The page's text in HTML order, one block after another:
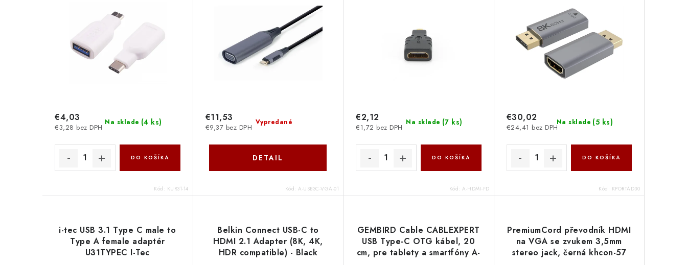
Na sklade (4 ks)
€3,28 bez DPH
€4,03
DO KOŠÍKA
Kód: KUR31-14
Vypredané
€9,37 bez DPH
€11,53
DETAIL
Kód: A-USB3C-VGA-01
Na sklade (7 ks)
€1,72 bez DPH
€2,12
DO KOŠÍKA
Kód: A-HDMI-FD
konektory kportad30
Na sklade (5 ks)
€24,41 bez DPH
€30,02
DO KOŠÍKA
Kód: KPORTAD30
i-tec USB 3.1 Type C male to
Type A female adaptér
U31TYPEC I-Tec
Belkin Connect USB-C to
HDMI 2.1 Adapter (8K, 4K,
HDR compatible) - Black
GEMBIRD Cable CABLEXPERT
USB Type-C OTG kábel, 20
cm, pre tablety a smartfóny A-
PremiumCord převodník HDMI
na VGA se zvukem 3,5mm
stereo jack, černá khcon-57